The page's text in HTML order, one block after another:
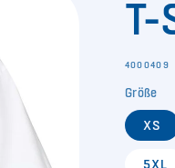
SKU:
4000409
Größe
XS
5XL